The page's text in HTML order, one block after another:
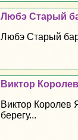
Любэ Старый
Любэ Старый
Виктор
Виктор Королев
берегу...